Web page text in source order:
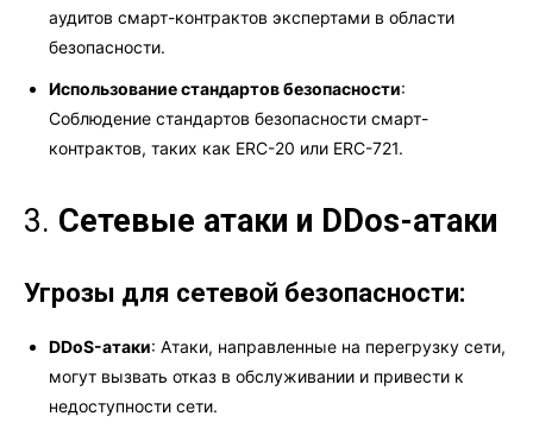
аудитов смарт-контрактов экспертами в области
безопасности.
Использование стандартов безопасности:
Соблюдение стандартов безопасности смарт-
контрактов, таких как ERC-20 или ERC-721.
3. Сетевые атаки и DDos-атаки
Угрозы для сетевой безопасности:
DDoS-атаки: Атаки, направленные на перегрузку сети,
могут вызвать отказ в обслуживании и привести к
недоступности сети.